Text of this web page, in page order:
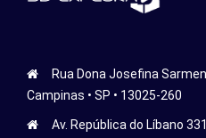
Rua Dona Josefina
Campinas • SP • 13025-260
Av. República do Líbano